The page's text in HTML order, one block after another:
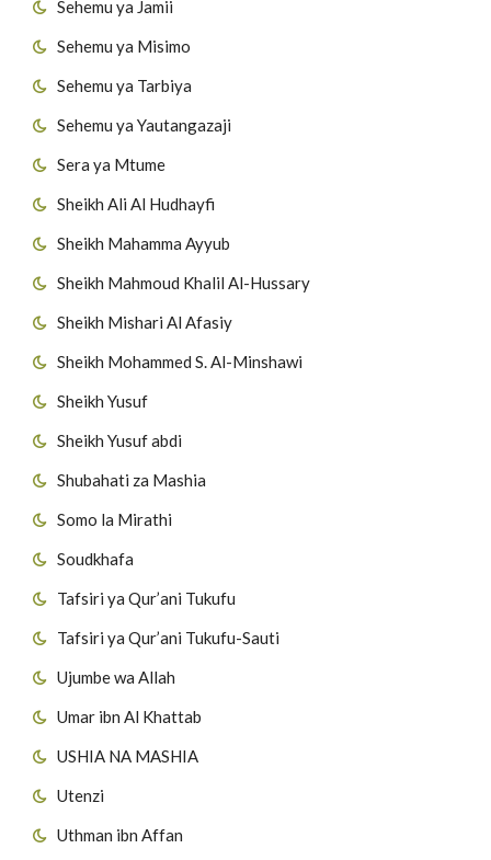
Sehemu ya Jamii
Sehemu ya Misimo
Sehemu ya Tarbiya
Sehemu ya Yautangazaji
Sera ya Mtume
Sheikh Ali Al Hudhayfi
Sheikh Mahamma Ayyub
Sheikh Mahmoud Khalil Al-Hussary
Sheikh Mishari Al Afasiy
Sheikh Mohammed S. Al-Minshawi
Sheikh Yusuf
Sheikh Yusuf abdi
Shubahati za Mashia
Somo la Mirathi
Soudkhafa
Tafsiri ya Qur’ani Tukufu
Tafsiri ya Qur’ani Tukufu-Sauti
Ujumbe wa Allah
Umar ibn Al Khattab
USHIA NA MASHIA
Utenzi
Uthman ibn Affan